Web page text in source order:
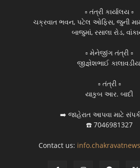
▫️ તંત્રી કાર્યાલય ▫️
ચક્રવાત ભવન, પટેલ ઓફિસ, જુની
બાજુમાં, રસાલા રોડ,
▫️ મેનેજીંગ તંત્રી ▫️
જીજ્ઞેશભાઈ
▫️ તંત્રી ▫️
યાકુબ આર. બાદી
➡️ જાહેરાત આપવા માટે
☎️ 7046981327
Contact us: